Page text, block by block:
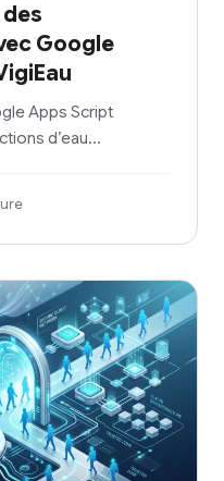
Google
Apps Script
d’eau…